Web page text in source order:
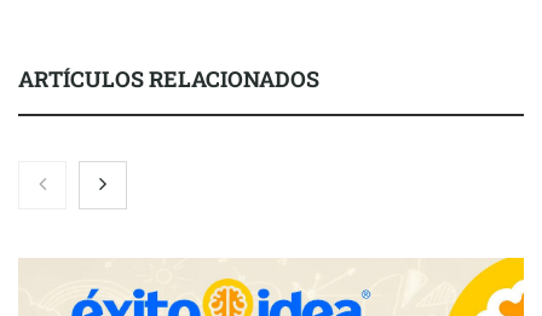
ARTÍCULOS RELACIONADOS
Zoomex mejora su Strategy Center con herramientas
avanzadas para trading estratégico
COMPALISS de LYSOTRIC: cuando un solo producto multiplica
las posibilidades del salón profesional